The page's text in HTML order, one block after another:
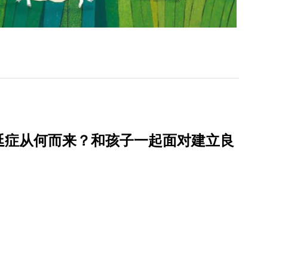
从何而来？和孩子一起面对建立良